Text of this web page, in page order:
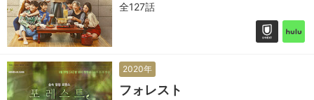
全127話
2020年
フォレスト